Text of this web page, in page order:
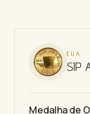
EUA ·
SIP
Medalha de